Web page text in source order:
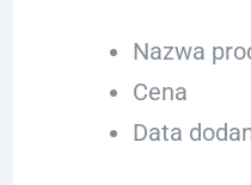
Nazwa
Cena
Data